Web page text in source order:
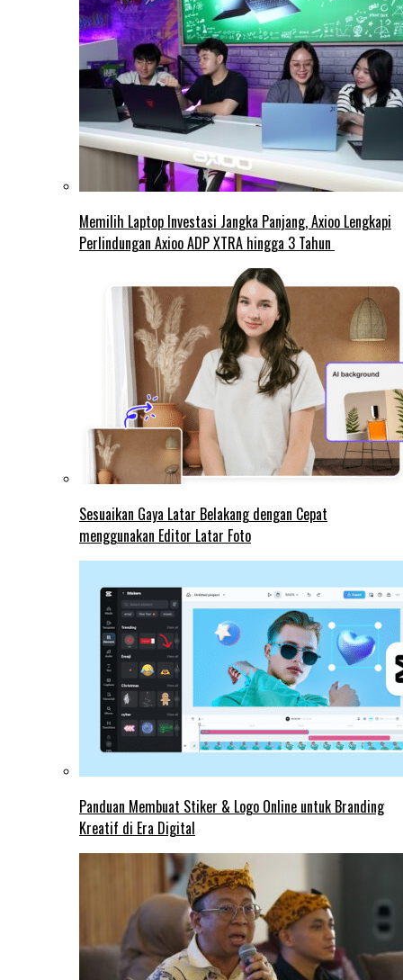
Memilih Laptop Investasi Jangka Panjang, Axioo Lengkapi
Perlindungan Axioo ADP XTRA hingga 3 Tahun
Sesuaikan Gaya Latar Belakang dengan Cepat
menggunakan Editor Latar Foto
Panduan Membuat Stiker & Logo Online untuk Branding
Kreatif di Era Digital